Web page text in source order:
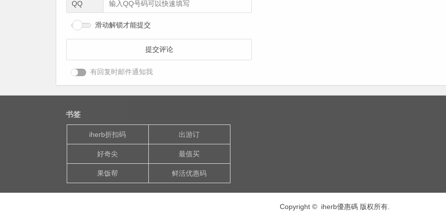
QQ
滑动解锁才能提交
有回复时邮件通知我
书签
iherb折扣码 出游订
好奇尖 最值买
果饭帮 鲜活优惠码
Copyright © iherb優惠碼 版权所有.